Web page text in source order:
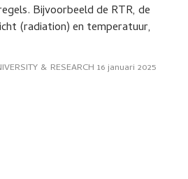
Bijvoorbeeld de RTR, de
(radiation) en temperatuur,
& RESEARCH 16 januari 2025